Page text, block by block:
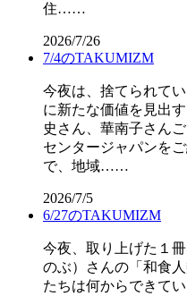
住……
2026/7/26
7/4のTAKUMIZM
今夜は、捨てられて
に新たな価値を見出
史さん、華南子さん
センタージャパンを
で、地域……
2026/7/5
6/27のTAKUMIZM
今夜、取り上げた１
のぶ）さんの「和食
たちは何からできて